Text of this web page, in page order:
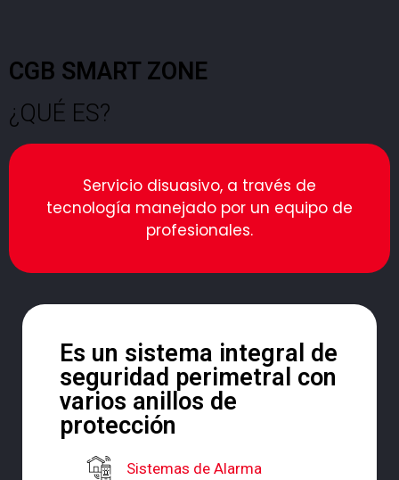
CGB SMART ZONE
¿QUÉ ES?
Servicio disuasivo, a través de
tecnología manejado por un equipo de
profesionales.
Es un sistema integral de
seguridad perimetral con
varios anillos de
protección
Sistemas de Alarma